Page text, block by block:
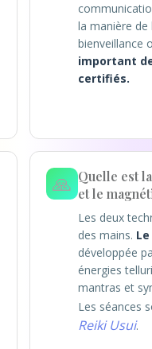
la manière de
bienveillance
important
certifiés.
🙏 Quelle est
et le
Les deux
des mains.
développée
énergies
mantras et
Les séances
Reiki Usui.